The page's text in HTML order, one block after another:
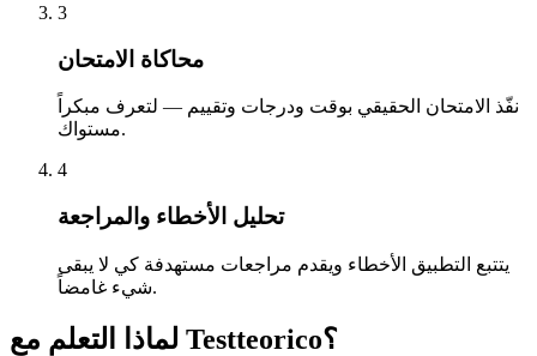
3
محاكاة الامتحان
نفّذ الامتحان الحقيقي بوقت ودرجات وتقييم — لتعرف مبكراً
مستواك.
4
تحليل الأخطاء والمراجعة
يتتبع التطبيق الأخطاء ويقدم مراجعات مستهدفة كي لا يبقى
شيء غامضاً.
لماذا التعلم مع Testteorico؟